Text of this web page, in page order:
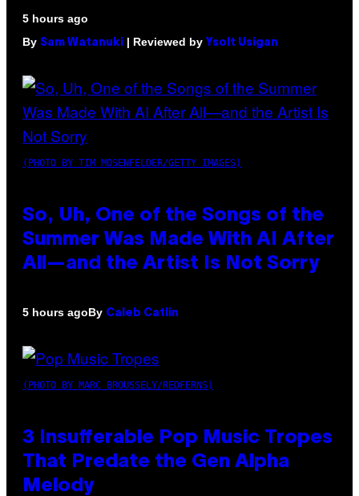
5 hours ago
By Sam Watanuki | Reviewed by Ysolt Usigan
(PHOTO BY TIM MOSENFELDER/GETTY IMAGES)
So, Uh, One of the Songs of the
Summer Was Made With AI After
All—and the Artist Is Not Sorry
5 hours agoBy Caleb Catlin
(PHOTO BY MARC BROUSSELY/REDFERNS)
3 Insufferable Pop Music Tropes
That Predate the Gen Alpha
Melody